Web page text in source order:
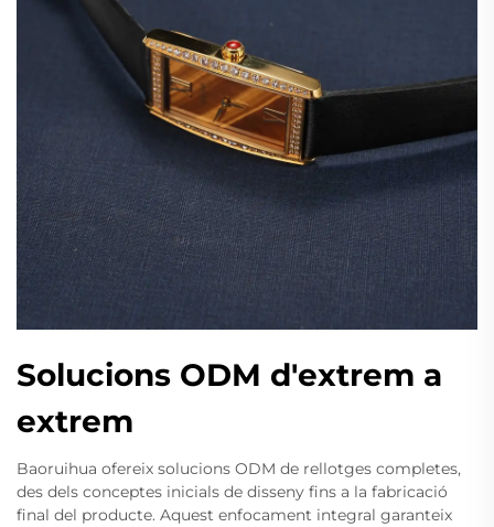
Solucions ODM d'extrem a
extrem
Baoruihua ofereix solucions ODM de rellotges completes,
des dels conceptes inicials de disseny fins a la fabricació
final del producte. Aquest enfocament integral garanteix